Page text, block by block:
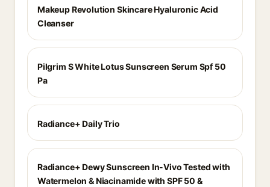
Makeup Revolution Skincare Hyaluronic Acid
Cleanser
Pilgrim S White Lotus Sunscreen Serum Spf 50
Pa
Radiance+ Daily Trio
Radiance+ Dewy Sunscreen In-Vivo Tested with
Watermelon & Niacinamide with SPF 50 &